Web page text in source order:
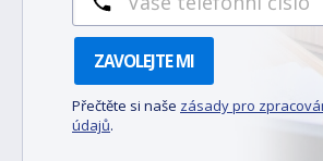
ZAVOLEJTE MI
Přečtěte si naše zásady pro
údajů.